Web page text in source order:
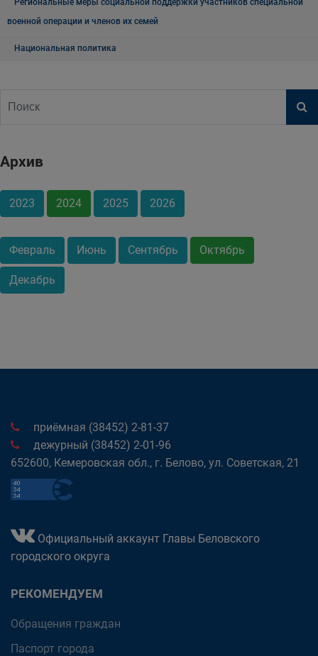
Региональные меры социальной поддержки участников специальной
военной операции и членов их семей
Национальная политика
Архив
2023 2024 2025 2026
Февраль Июнь Сентябрь Октябрь
Декабрь
приёмная (38452) 2-81-37
дежурный (38452) 2-01-96
652600, Кемеровская обл., г. Белово, ул. Советская, 21
Официальный аккаунт Главы Беловского
городского округа
РЕКОМЕНДУЕМ
Обращения граждан
Паспорт города